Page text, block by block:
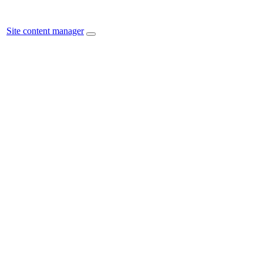
Site content manager